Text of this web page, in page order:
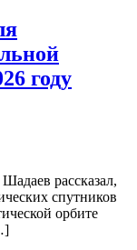
году
рассказал,
спутников
орбите